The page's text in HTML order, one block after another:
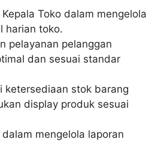
Toko dalam mengelola
harian toko.
pelayanan pelanggan
dan sesuai standar
ketersediaan stok barang
display produk sesuai
mengelola laporan